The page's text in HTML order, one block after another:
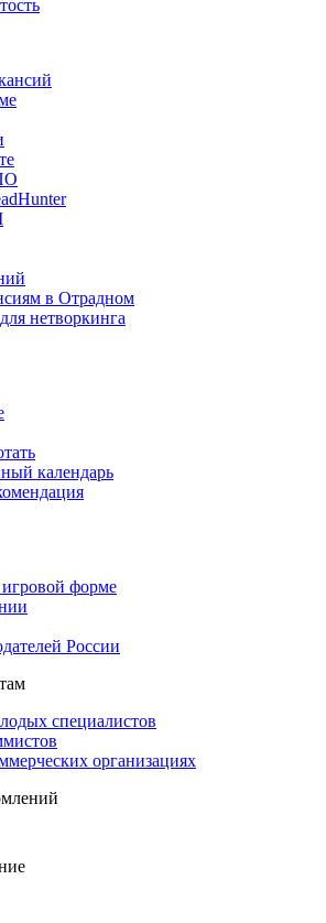
в Отрадном
нетворкинга
календарь
форме
России
специалистов
организациях